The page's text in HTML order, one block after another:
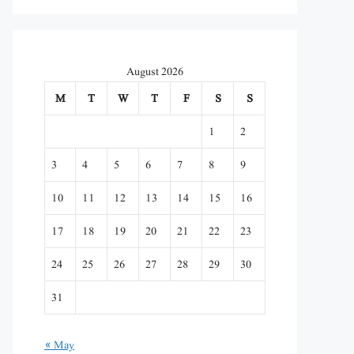
August 2026
M
T W T F S
S
1
2
3
4 5 6 7 8
9
10
11 12 13 14 15
16
17
18 19 20 21 22
23
24
25 26 27 28 29
30
31
« May